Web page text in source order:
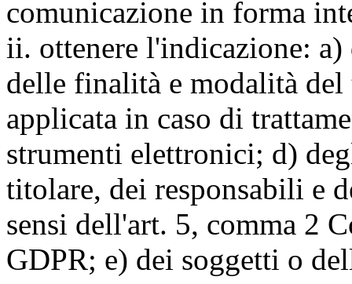
comunicazione in forma
ii. ottenere l'indicazione:
delle finalità e modalità
applicata in caso di
strumenti elettronici; d)
titolare, dei responsabili e
sensi dell'art. 5, comma 2
GDPR; e) dei soggetti o